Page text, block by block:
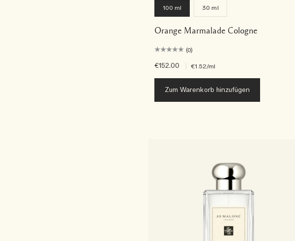
100 ml 30 ml
Orange Marmalade Cologne
(0)
€152.00 €1.52/ml
Zum Warenkorb hinzufügen